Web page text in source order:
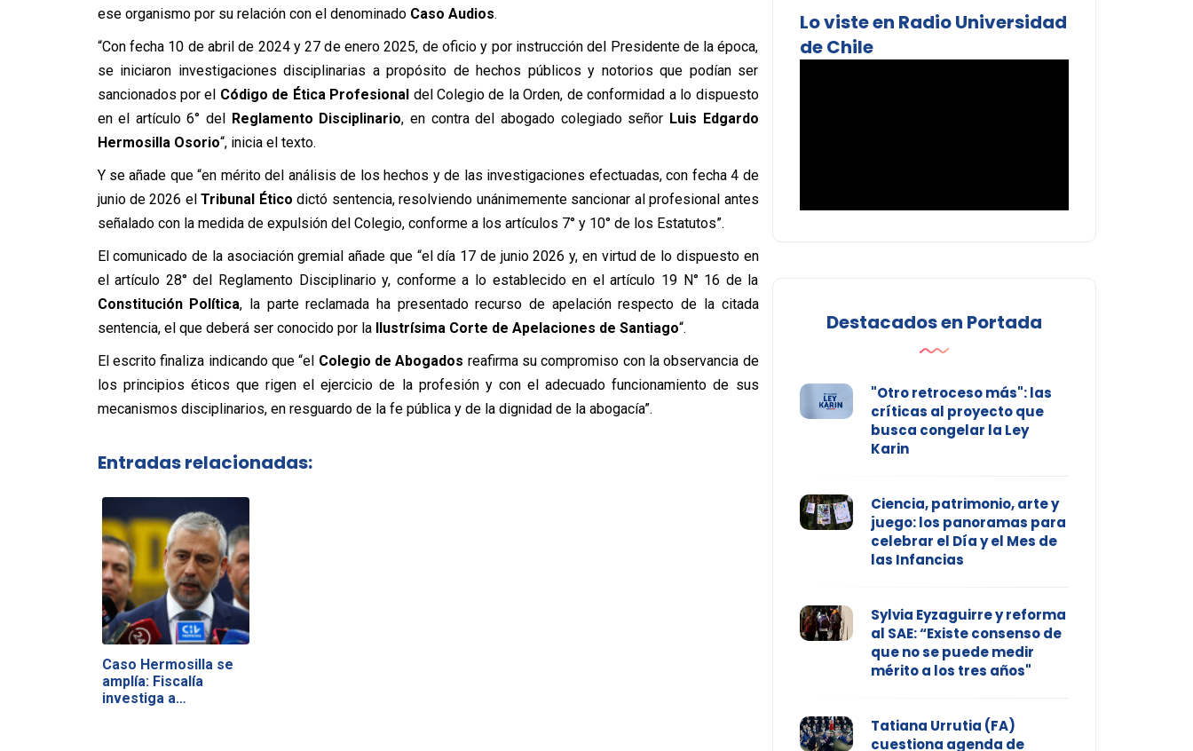
ese organismo por su relación con el denominado Caso Audios.
“Con fecha 10 de abril de 2024 y 27 de enero 2025, de oficio y por instrucción del Presidente de la época,
se iniciaron investigaciones disciplinarias a propósito de hechos públicos y notorios que podían ser
sancionados por el Código de Ética Profesional del Colegio de la Orden, de conformidad a lo dispuesto
en el artículo 6° del Reglamento Disciplinario, en contra del abogado colegiado señor Luis Edgardo
Hermosilla Osorio“, inicia el texto.
Y se añade que “en mérito del análisis de los hechos y de las investigaciones efectuadas, con fecha 4 de
junio de 2026 elTribunal Ético dictó sentencia, resolviendo unánimemente sancionar al profesional antes
señalado con la medida de expulsión del Colegio, conforme a los artículos 7° y 10° de los Estatutos”.
El comunicado de la asociación gremial añade que “el día 17 de junio 2026 y, en virtud de lo dispuesto en
el artículo 28° del Reglamento Disciplinario y, conforme a lo establecido en el artículo 19 N° 16 de la
Constitución Política, la parte reclamada ha presentado recurso de apelación respecto de la citada
sentencia, el que deberá ser conocido por la Ilustrísima Corte de Apelaciones de Santiago“.
El escrito finaliza indicando que “el Colegio de Abogados reafirma su compromiso con la observancia de
los principios éticos que rigen el ejercicio de la profesión y con el adecuado funcionamiento de sus
mecanismos disciplinarios, en resguardo de la fe pública y de la dignidad de la abogacía”.
Entradas relacionadas:
Caso Hermosilla se
amplía: Fiscalía
investiga a…
Lo viste en Radio Universidad
de Chile
Destacados en Portada
"Otro retroceso más": las
críticas al proyecto que
busca congelar la Ley
Karin
Ciencia, patrimonio, arte y
juego: los panoramas para
celebrar el Día y el Mes de
las Infancias
Sylvia Eyzaguirre y reforma
al SAE: “Existe consenso de
que no se puede medir
mérito a los tres años"
Tatiana Urrutia (FA)
cuestiona agenda de